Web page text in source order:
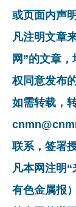
或页面内声
凡注明文章
网”的文章
权同意发布
如需转载，
联系，签署
凡本网注明
有色金属报